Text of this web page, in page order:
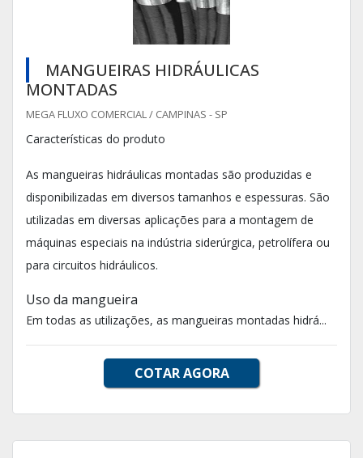
MANGUEIRAS HIDRÁULICAS
MONTADAS
MEGA FLUXO COMERCIAL / CAMPINAS - SP
Características do produto
As mangueiras hidráulicas montadas são produzidas e
disponibilizadas em diversos tamanhos e espessuras. São
utilizadas em diversas aplicações para a montagem de
máquinas especiais na indústria siderúrgica, petrolífera ou
para circuitos hidráulicos.
Uso da mangueira
Em todas as utilizações, as mangueiras montadas hidrá...
COTAR AGORA